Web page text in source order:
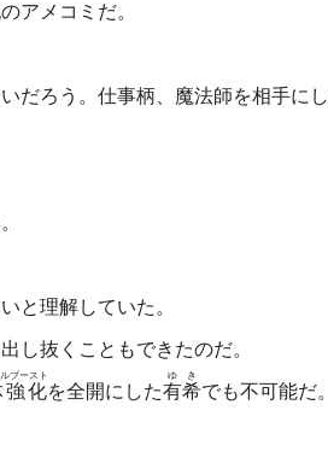
アメコミだ。
だろう。仕事柄、魔法師を相手に
と理解していた。
し抜くこともできたのだ。
強化
ブースト
を全開にした有希
ゆき
でも不可能だ。